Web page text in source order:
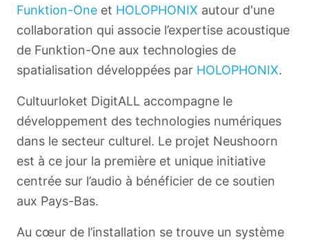
Funktion-One et HOLOPHONIX autour d'une
collaboration qui associe l’expertise acoustique
de Funktion-One aux technologies de
spatialisation développées par HOLOPHONIX.
Cultuurloket DigitALL accompagne le
développement des technologies numériques
dans le secteur culturel. Le projet Neushoorn
est à ce jour la première et unique initiative
centrée sur l’audio à bénéficier de ce soutien
aux Pays-Bas.
Au cœur de l’installation se trouve un système